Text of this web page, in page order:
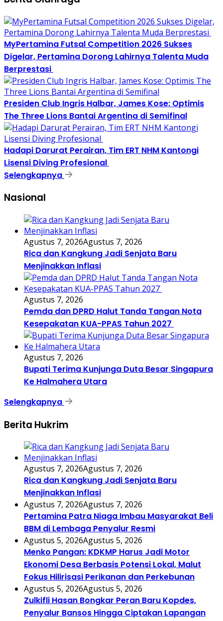
MyPertamina Futsal Competition 2026 Sukses
Digelar, Pertamina Dorong Lahirnya Talenta Muda
Berprestasi
Presiden Club Ingris Halbar, James Kose: Optimis
The Three Lions Bantai Argentina di Semifinal
Hadapi Darurat Perairan, Tim ERT NHM Kantongi
Lisensi Diving Profesional
Selengkapnya
Nasional
Agustus 7, 2026Agustus 7, 2026
Rica dan Kangkung Jadi Senjata Baru
Menjinakkan Inflasi
Agustus 7, 2026
Pemda dan DPRD Halut Tanda Tangan Nota
Kesepakatan KUA-PPAS Tahun 2027
Agustus 7, 2026
Bupati Terima Kunjunga Duta Besar Singapura
Ke Halmahera Utara
Selengkapnya
Berita Hukrim
Agustus 7, 2026Agustus 7, 2026
Rica dan Kangkung Jadi Senjata Baru
Menjinakkan Inflasi
Agustus 7, 2026Agustus 7, 2026
Pertamina Patra Niaga Imbau Masyarakat Beli
BBM di Lembaga Penyalur Resmi
Agustus 5, 2026Agustus 5, 2026
Menko Pangan: KDKMP Harus Jadi Motor
Ekonomi Desa Berbasis Potensi Lokal, Malut
Fokus Hilirisasi Perikanan dan Perkebunan
Agustus 5, 2026Agustus 5, 2026
Zulkifli Hasan Bongkar Peran Baru Kopdes,
Penyalur Bansos Hingga Ciptakan Lapangan